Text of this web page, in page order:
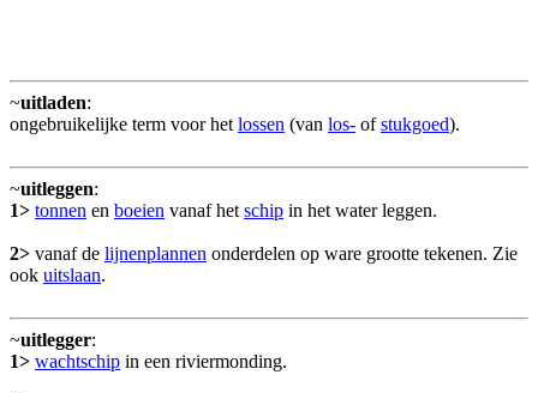
~uitladen:
ongebruikelijke term voor hetlossen (van los- ofstukgoed).
~uitleggen:
1> tonnen en boeien vanaf hetschip in het water leggen.
2> vanaf de lijnenplannen onderdelen op ware grootte tekenen. Zie
ook uitslaan.
~uitlegger:
1> wachtschip in een riviermonding.